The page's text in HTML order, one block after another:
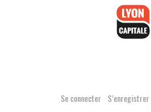
Se connecter S’enregistrer